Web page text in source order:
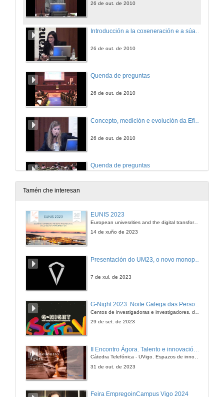
26 de out. de 2010
26 de out. de 2010
Quenda de preguntas
26 de out. de 2010
26 de out. de 2010
Quenda de preguntas
26 de out. de 2010
Tamén che interesan
EUNIS 2023
European univesrities and the digital transformation: challenges and opportunities ahead
14 de xuño de 2023
7 de xul. de 2023
G-Night 2023. Noite Galega das Persoas Investigadoras. Conciencias creativas
29 de set. de 2023
Cátedra Telefónica - UVigo. Espazos de innovación
31 de out. de 2023
Feira EmpregoinCampus Vigo 2024